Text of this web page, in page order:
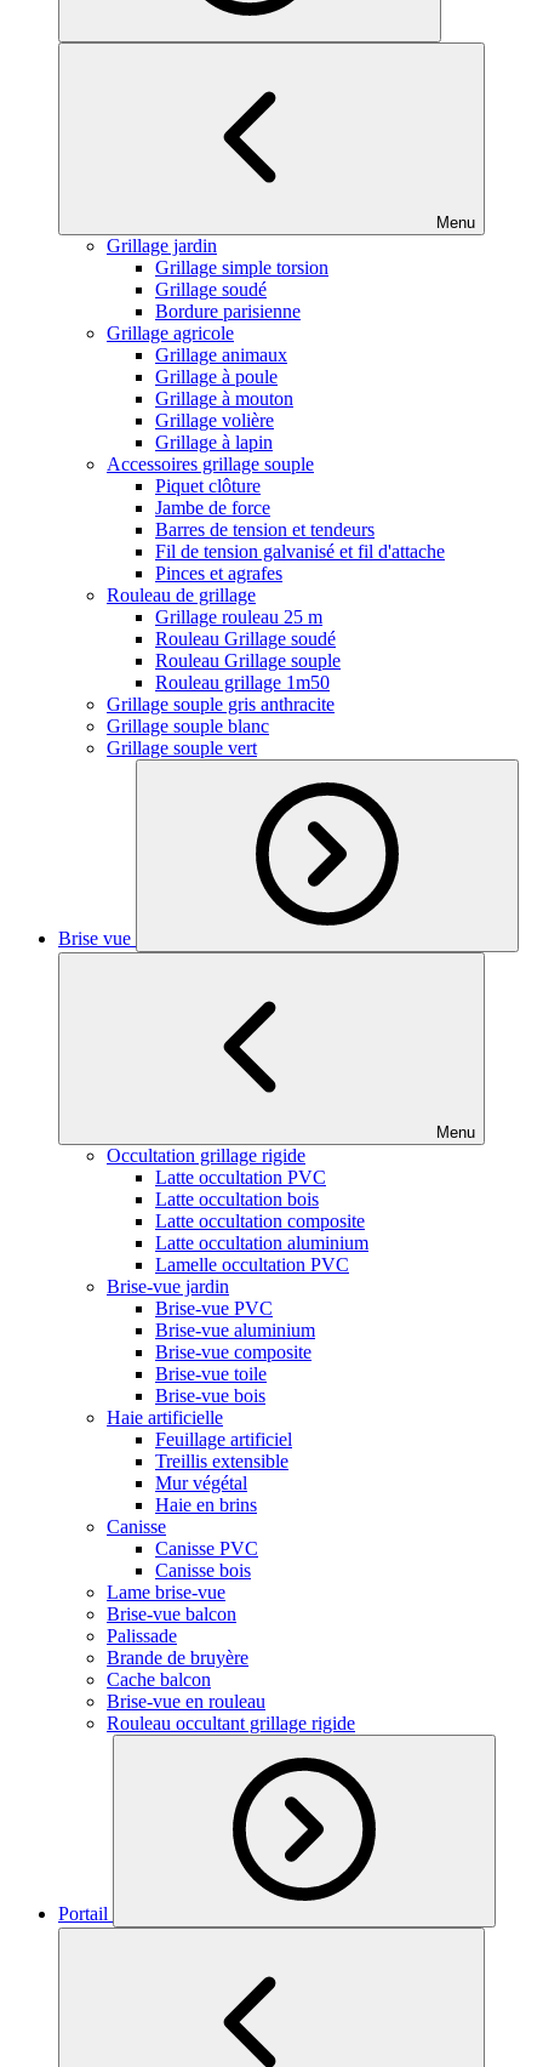
Menu
Grillage jardin
Grillage simple torsion
Grillage soudé
Bordure parisienne
Grillage agricole
Grillage animaux
Grillage à poule
Grillage à mouton
Grillage volière
Grillage à lapin
Accessoires grillage souple
Piquet clôture
Jambe de force
Barres de tension et tendeurs
Fil de tension galvanisé et fil d'attache
Pinces et agrafes
Rouleau de grillage
Grillage rouleau 25 m
Rouleau Grillage soudé
Rouleau Grillage souple
Rouleau grillage 1m50
Grillage souple gris anthracite
Grillage souple blanc
Grillage souple vert
Brise vue
Menu
Occultation grillage rigide
Latte occultation PVC
Latte occultation bois
Latte occultation composite
Latte occultation aluminium
Lamelle occultation PVC
Brise-vue jardin
Brise-vue PVC
Brise-vue aluminium
Brise-vue composite
Brise-vue toile
Brise-vue bois
Haie artificielle
Feuillage artificiel
Treillis extensible
Mur végétal
Haie en brins
Canisse
Canisse PVC
Canisse bois
Lame brise-vue
Brise-vue balcon
Palissade
Brande de bruyère
Cache balcon
Brise-vue en rouleau
Rouleau occultant grillage rigide
Portail